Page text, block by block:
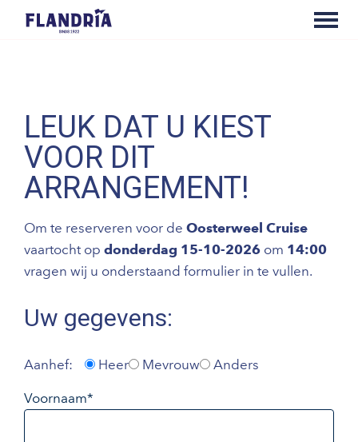
LEUK DAT U KIEST
VOOR DIT
ARRANGEMENT!
Om te reserveren voor de Oosterweel Cruise
vaartocht op donderdag 15-10-2026 om 14:00
vragen wij u onderstaand formulier in te vullen.
Uw gegevens:
Aanhef: Heer Mevrouw Anders
Voornaam*